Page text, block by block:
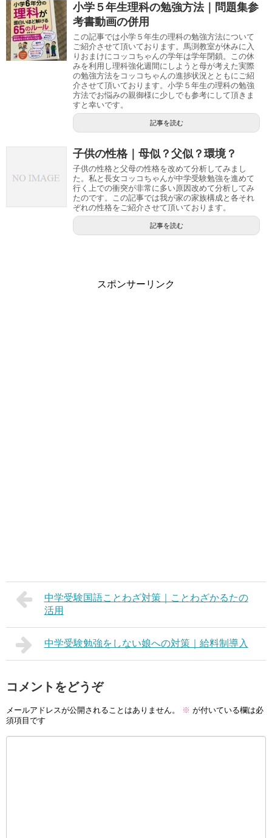
小学５年生理科の勉強方法｜問題集参
考書動画の併用
この記事では小学５年生の理科の勉強方法について
ご紹介させて頂いております。馬渕教室が休みに入
りおまけにコッコちゃんの学年は学年閉鎖。この休
みを利用し理科強化週間にしようと母が考えた実際
の勉強方法をコッコちゃんの進捗状況とともにご紹
介させて頂いております。小学５年生の理科の勉強
方法でお悩みの親御様に少しでも参考にして頂きま
すと幸いです。
記事を読む
子供の性格｜母似？父似？環境？
子供の性格と父母の性格を改めて分析してみまし
た。私と長女コッコちゃんが中学受験勉強を進めて
行く上での衝突が非常に多い原因改めて分析してみ
たのです。この記事では我が家の家族構成と各それ
ぞれの性格をご紹介させて頂いております。
記事を読む
スポンサーリンク
中学受験国語ことわざ対策｜ことわざかるたの
活用
中学受験勉強をしない娘への対策｜給料制導入
コメントをどうぞ
メールアドレスが公開されることはありません。 ※ が付いている欄は必
須項目です